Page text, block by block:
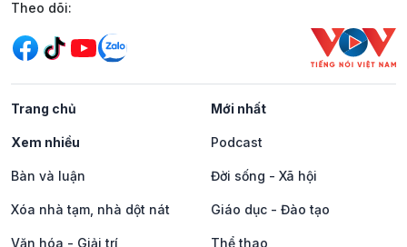
Mạng xã hội
Theo dõi:
Trang chủ Mới nhất
Xem nhiều Podcast
Bàn và luận Đời sống - Xã hội
Xóa nhà tạm, nhà dột nát Giáo dục - Đào tạo
Văn hóa - Giải trí Thể thao